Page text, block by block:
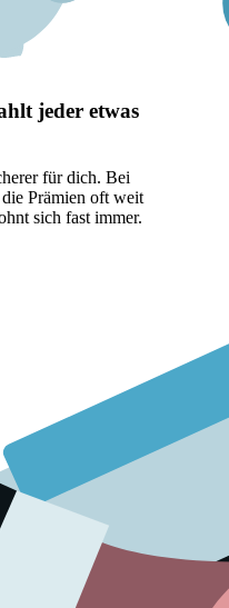
jeder etwas
für dich. Bei
Prämien oft weit
sich fast immer.